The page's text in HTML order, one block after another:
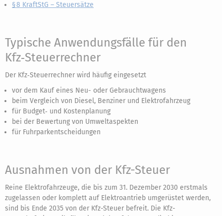
§ 8 KraftStG – Steuersätze
Typische Anwendungsfälle für den
Kfz‑Steuerrechner
Der Kfz‑Steuerrechner wird häufig eingesetzt
vor dem Kauf eines Neu- oder Gebrauchtwagens
beim Vergleich von Diesel, Benziner und Elektrofahrzeug
für Budget‑ und Kostenplanung
bei der Bewertung von Umweltaspekten
für Fuhrparkentscheidungen
Ausnahmen von der Kfz-Steuer
Reine Elektrofahrzeuge, die bis zum 31. Dezember 2030 erstmals
zugelassen oder komplett auf Elektroantrieb umgerüstet werden,
sind bis Ende 2035 von der Kfz-Steuer befreit. Die Kfz-